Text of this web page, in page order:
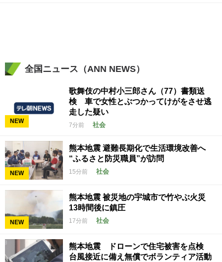
全国ニュース（ANN NEWS）
NEW
歌舞伎の中村小三郎さん（77）書類送
検 車で女性とぶつかってけがをさせ逃
走した疑い
7分前 社会
NEW
熊本地震 避難長期化で生活環境改善へ
“ふるさと防災職員”が訪問
15分前 社会
NEW
熊本地震 被災地の宇城市で竹やぶ火災
13時間後に鎮圧
17分前 社会
熊本地震 ドローンで住宅被害を点検
台風接近に備え無償でボランティア活動